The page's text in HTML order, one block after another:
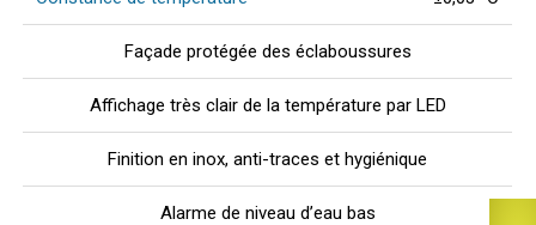
Façade protégée des éclaboussures
Affichage très clair de la température par LED
Finition en inox, anti-traces et hygiénique
Alarme de niveau d’eau bas